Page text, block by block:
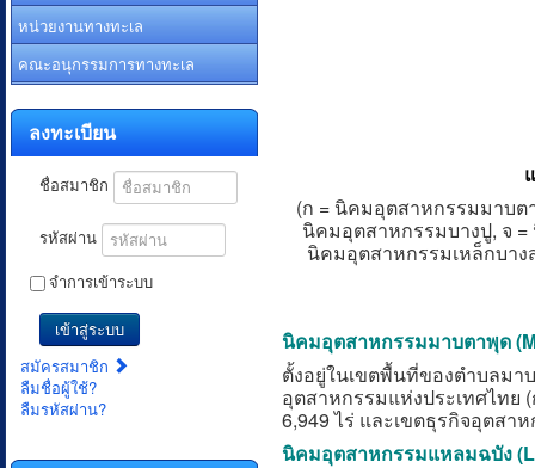
หน่วยงานทางทะเล
คณะอนุกรรมการทางทะเล
ลงทะเบียน
ชื่อสมาชิก
รหัสผ่าน
จำการเข้าระบบ
เข้าสู่ระบบ
สมัครสมาชิก
ลืมชื่อผู้ใช้?
ลืมรหัสผ่าน?
(ก = นิคมอุตสาหกรรมมาบต
นิคมอุตสาหกรรมบางปู, จ
นิคมอุตสาหกรรมเหล็กบา
นิคมอุตสาหกรรมมาบตาพุด
ตั้งอยู่ในเขตพื้นที่ของตำบลมา
อุตสาหกรรมแห่งประเทศไทย
6,949 ไร่ และเขตธุรกิจอุตสา
นิคมอุตสาหกรรมแหลมฉบัง